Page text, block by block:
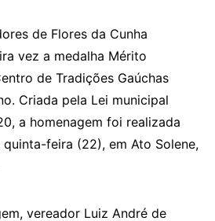
de Flores da Cunha
vez a medalha Mérito
de Tradições Gaúchas
Criada pela Lei municipal
a homenagem foi realizada
feira (22), em Ato Solene,
vereador Luiz André de